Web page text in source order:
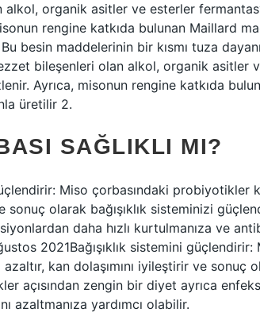
alkol, organik asitler ve esterler
rengine katkıda bulunan Maillard
besin maddelerinin bir kısmı tuza
bileşenleri olan alkol, organik asitler
Ayrıca, misonun rengine katkıda
üretilir 2.
SAĞLIKLI MI?
Miso çorbasındaki
sonuç olarak bağışıklık sisteminizi
daha hızlı kurtulmanıza ve
2021Bağışıklık sistemini
kan dolaşımını iyileştirir ve sonuç
açısından zengin bir diyet ayrıca
azaltmanıza yardımcı olabilir.